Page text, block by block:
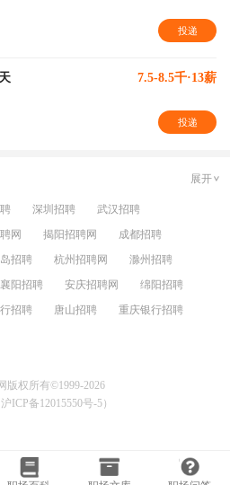
投递
7.5-8.5千·13薪
投递
展开
深圳招聘
武汉招聘
网 揭阳招聘网
成都招聘
招聘 杭州招聘网
滁州招聘
襄阳招聘 安庆招聘网
绵阳招聘
招聘 唐山招聘
重庆银行招聘
版权所有©1999-2026
ICP备12015550号-5）